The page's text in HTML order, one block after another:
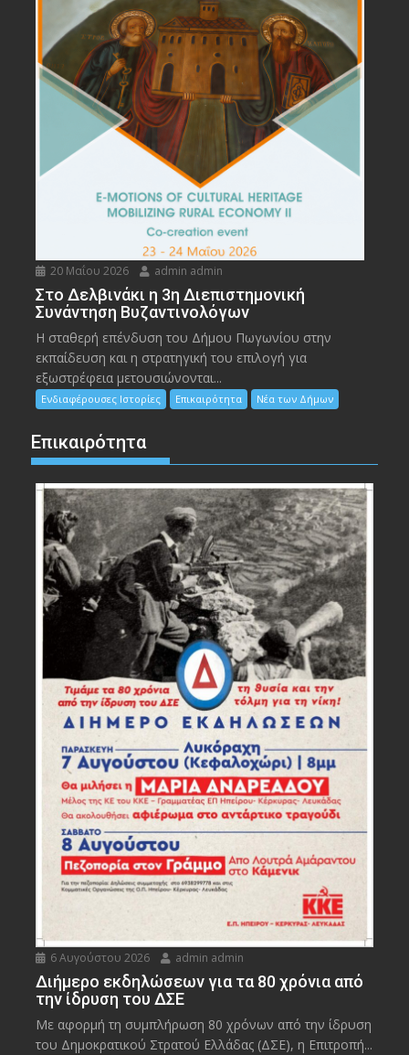
20 Μαΐου 2026 admin admin
Στο Δελβινάκι η 3η Διεπιστημονική
Συνάντηση Βυζαντινολόγων
Η σταθερή επένδυση του Δήμου Πωγωνίου στην
εκπαίδευση και η στρατηγική του επιλογή για
εξωστρέφεια μετουσιώνονται...
Ενδιαφέρουσες Ιστορίες Επικαιρότητα Νέα των Δήμων
Επικαιρότητα
6 Αυγούστου 2026 admin admin
Διήμερο εκδηλώσεων για τα 80 χρόνια από
την ίδρυση του ΔΣΕ
Με αφορμή τη συμπλήρωση 80 χρόνων από την ίδρυση
του Δημοκρατικού Στρατού Ελλάδας (ΔΣΕ), η Επιτροπή...